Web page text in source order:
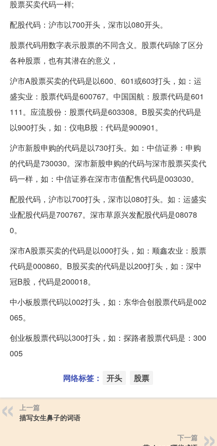
股票买卖代码一样;
配股代码：沪市以700开头，深市以080开头。
股票代码用数字表示股票的不同含义。股票代码除了区分
各种股票，也有其潜在的意义，
沪市A股票买卖的代码是以600、601或603打头，如：运
盛实业：股票代码是600767。中国国航：股票代码是601
111。应流股份：股票代码是603308。B股买卖的代码是
以900打头，如：仪电B股：代码是900901。
沪市新股申购的代码是以730打头。如：中信证券：申购
的代码是730030。深市新股申购的代码与深市股票买卖代
码一样，如：中信证券在深市市值配售代码是003030。
配股代码，沪市以700打头，深市以080打头。如：运盛实
业配股代码是700767。深市草原兴发配股代码是08078
0。
深市A股票买卖的代码是以000打头，如：顺鑫农业：股票
代码是000860。B股买卖的代码是以200打头，如：深中
冠B股，代码是200018。
中小板股票代码以002打头，如：东华合创股票代码是002
065。
创业板股票代码以300打头，如：探路者股票代码是：300
005
网络标签： 开头 股票
上一篇
描写女生鼻子的词语
下一篇